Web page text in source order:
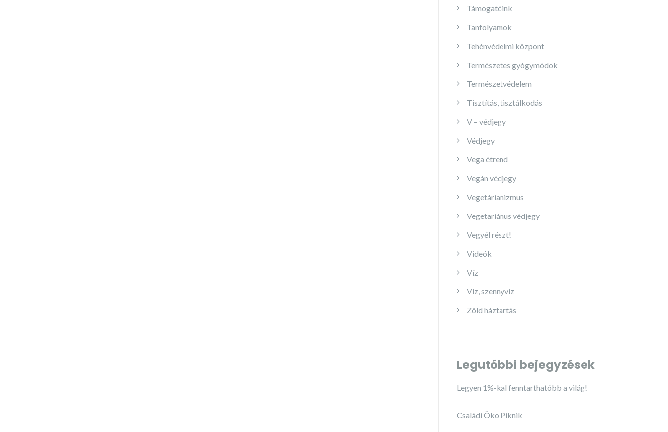
Támogatóink
Tanfolyamok
Tehénvédelmi központ
Természetes gyógymódok
Természetvédelem
Tisztítás, tisztálkodás
V – védjegy
Védjegy
Vega étrend
Vegán védjegy
Vegetárianizmus
Vegetariánus védjegy
Vegyél részt!
Videók
Víz
Víz, szennyvíz
Zöld háztartás
Legutóbbi bejegyzések
Legyen 1%-kal fenntarthatóbb a világ!
Családi Öko Piknik